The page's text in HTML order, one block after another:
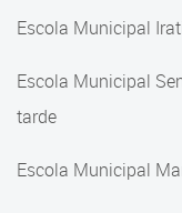
Escola Municipal
Escola Municipal
tarde
Escola Municipal